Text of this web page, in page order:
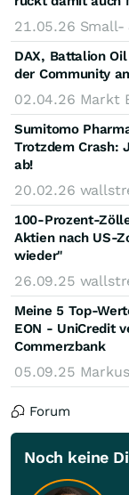
21.05.26 Small-
DAX, Battalion
der Community
02.04.26 Markt
Sumitomo
Trotzdem Crash:
ab!
20.02.26
100-Prozent-
Aktien nach US-
wieder"
26.09.25
Meine 5 Top-
EON - UniCredit
Commerzbank
05.09.25
Forum
Noch keine